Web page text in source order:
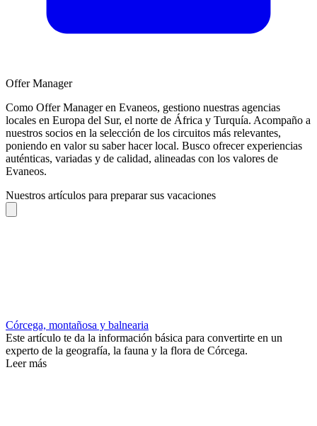
Offer Manager
Como Offer Manager en Evaneos, gestiono nuestras agencias
locales en Europa del Sur, el norte de África y Turquía. Acompaño a
nuestros socios en la selección de los circuitos más relevantes,
poniendo en valor su saber hacer local. Busco ofrecer experiencias
auténticas, variadas y de calidad, alineadas con los valores de
Evaneos.
Nuestros artículos para preparar sus vacaciones
Córcega, montañosa y balnearia
Este artículo te da la información básica para convertirte en un
experto de la geografía, la fauna y la flora de Córcega.
Leer más